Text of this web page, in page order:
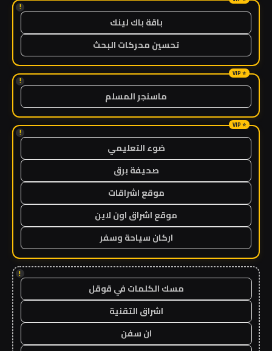
!
باقة باك لينك
تحسين محركات البحث
!
ماسنجر المسلم
!
ضوء التعليمي
صحيفة برق
موقع اشراقات
موقع اشراق اون لاين
اركان سياحة وسفر
!
مسك الكلمات في قوقل
اشراق التقنية
ان سفن